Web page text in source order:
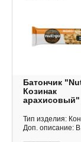
Батончик
Козинак
арахисовый"
Тип изделия:
Доп. описание: